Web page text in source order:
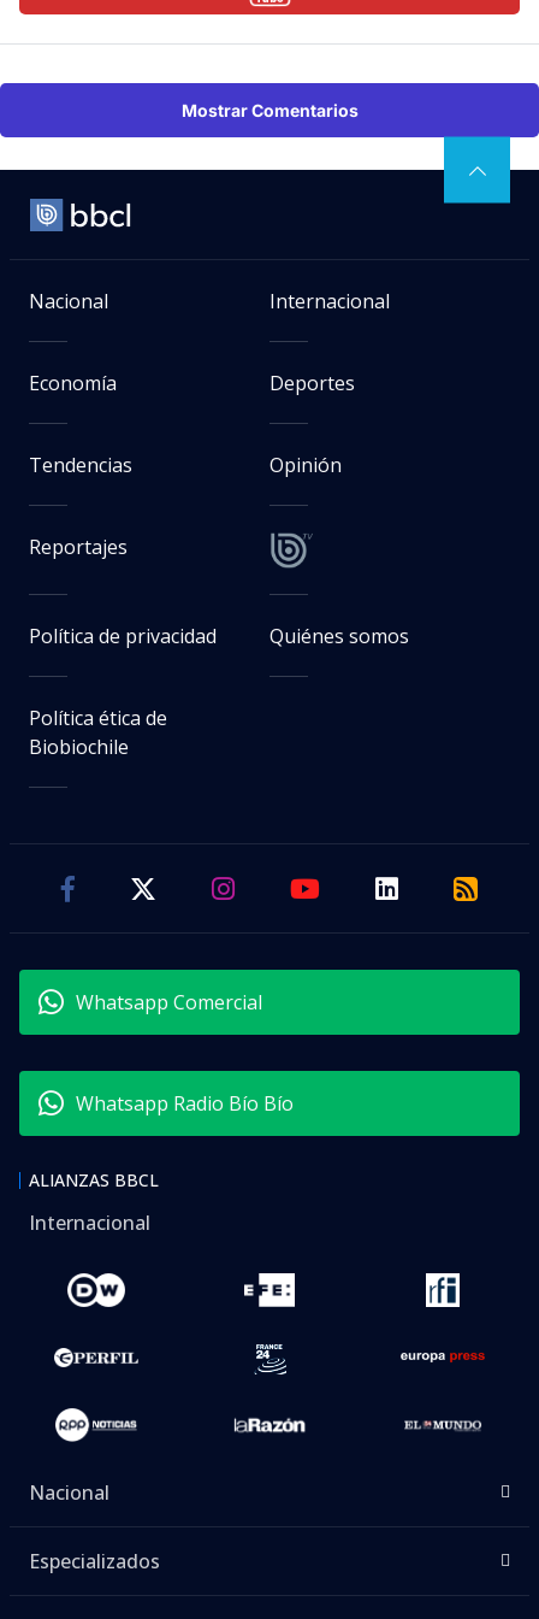
Mostrar Comentarios
Nacional Internacional
Economía Deportes
Tendencias Opinión
Reportajes
Política de privacidad Quiénes somos
Política ética de
Biobiochile
Whatsapp Comercial
Whatsapp Radio Bío Bío
ALIANZAS BBCL
Internacional
Nacional
Especializados